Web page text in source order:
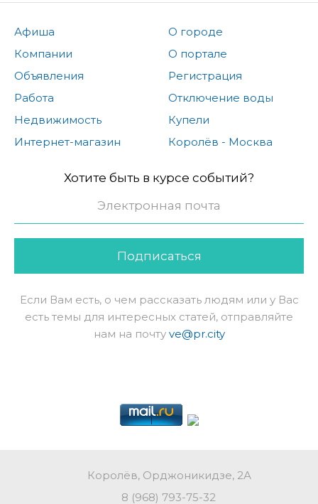
Афиша
Компании
Объявления
Работа
Недвижимость
Интернет-магазин
О городе
О портале
Регистрация
Отключение воды
Купели
Королёв - Москва
Хотите быть в курсе событий?
Подписаться
Если Вам есть, о чем рассказать людям или у Вас
есть темы для интересных статей, отправляйте
нам на почту ve@pr.city
Королёв, Орджоникидзе, 2А
8 (968) 793-75-32